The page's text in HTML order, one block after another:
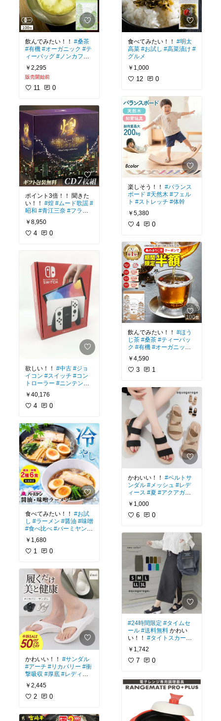
飲んでみたい！！ #桑茶
#有機 #オーガニック #テ
ィーバッグ #ノンカフェ
イン #国産
￥2,295
販売開始前
11 0
ポイント3倍！！ 聞きた
い！！ #煌 #ムード歌謡 #
昭和 #青江三奈 #フラン
ク永井 #石原裕次郎
￥8,950
4 0
欲しい！！ #中古 #ジョ
イコン #スイッチ #コン
トローラー #ニンテンド
￥40,176
4 0
食べてみたい！！ #お試
し #ラーメン #醤油 #味噌
#食べ比べ #バーミヤン
￥1,680
1 0
かわいい！！ #サンダル
#アーチ #リカバリー #衝
撃吸収 #厚底 #レディー
￥2,445
2 0
食べてみたい！！ #明太
高菜 #お試し #高菜漬け #
グルメ
￥1,000
12 0
楽しそう！！ #バランス
ボード #天然木 #フェル
ト #ストレッチ #体幹
￥5,380
4 0
飲んでみたい！！ #ほう
じ茶 #桑茶 #ティーパッ
ク #有機 #オーガニック
ノンカフェイン
わくわく園
￥4,590
3 1
かわいい！！ #ベルトサ
ンダル #メッシュ #レデ
ィース #夏 #アクアガレ
ージ
￥1,000
6 0
#24時間限定 #タイムセ
ール #送料無料 かわい
い！！ #タイトスカート
#サイドスリット
#ストレッチ
ア #リブ #レディース
￥1,742
7 0